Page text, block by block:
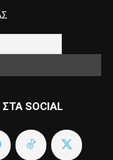
SOCIAL